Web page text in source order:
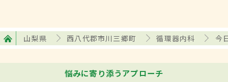
山梨県 西八代郡市川三郷町 循環器内科 今
悩みに寄り添うアプローチ